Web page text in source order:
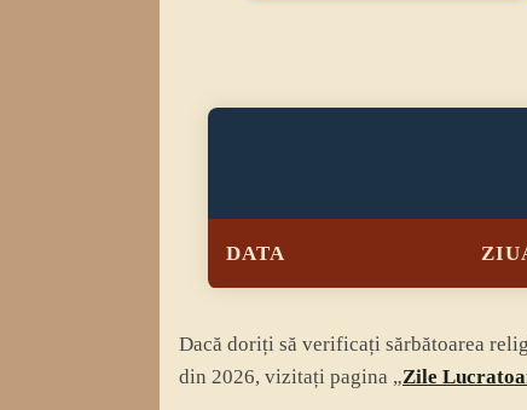
DATA
Dacă doriți să verificați sărbătoarea
din 2026, vizitați pagina „Zile